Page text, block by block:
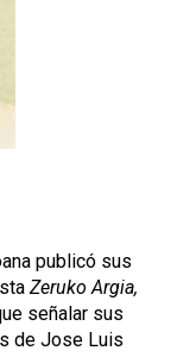
publicó sus
Zeruko Argia,
señalar sus
de Jose Luis